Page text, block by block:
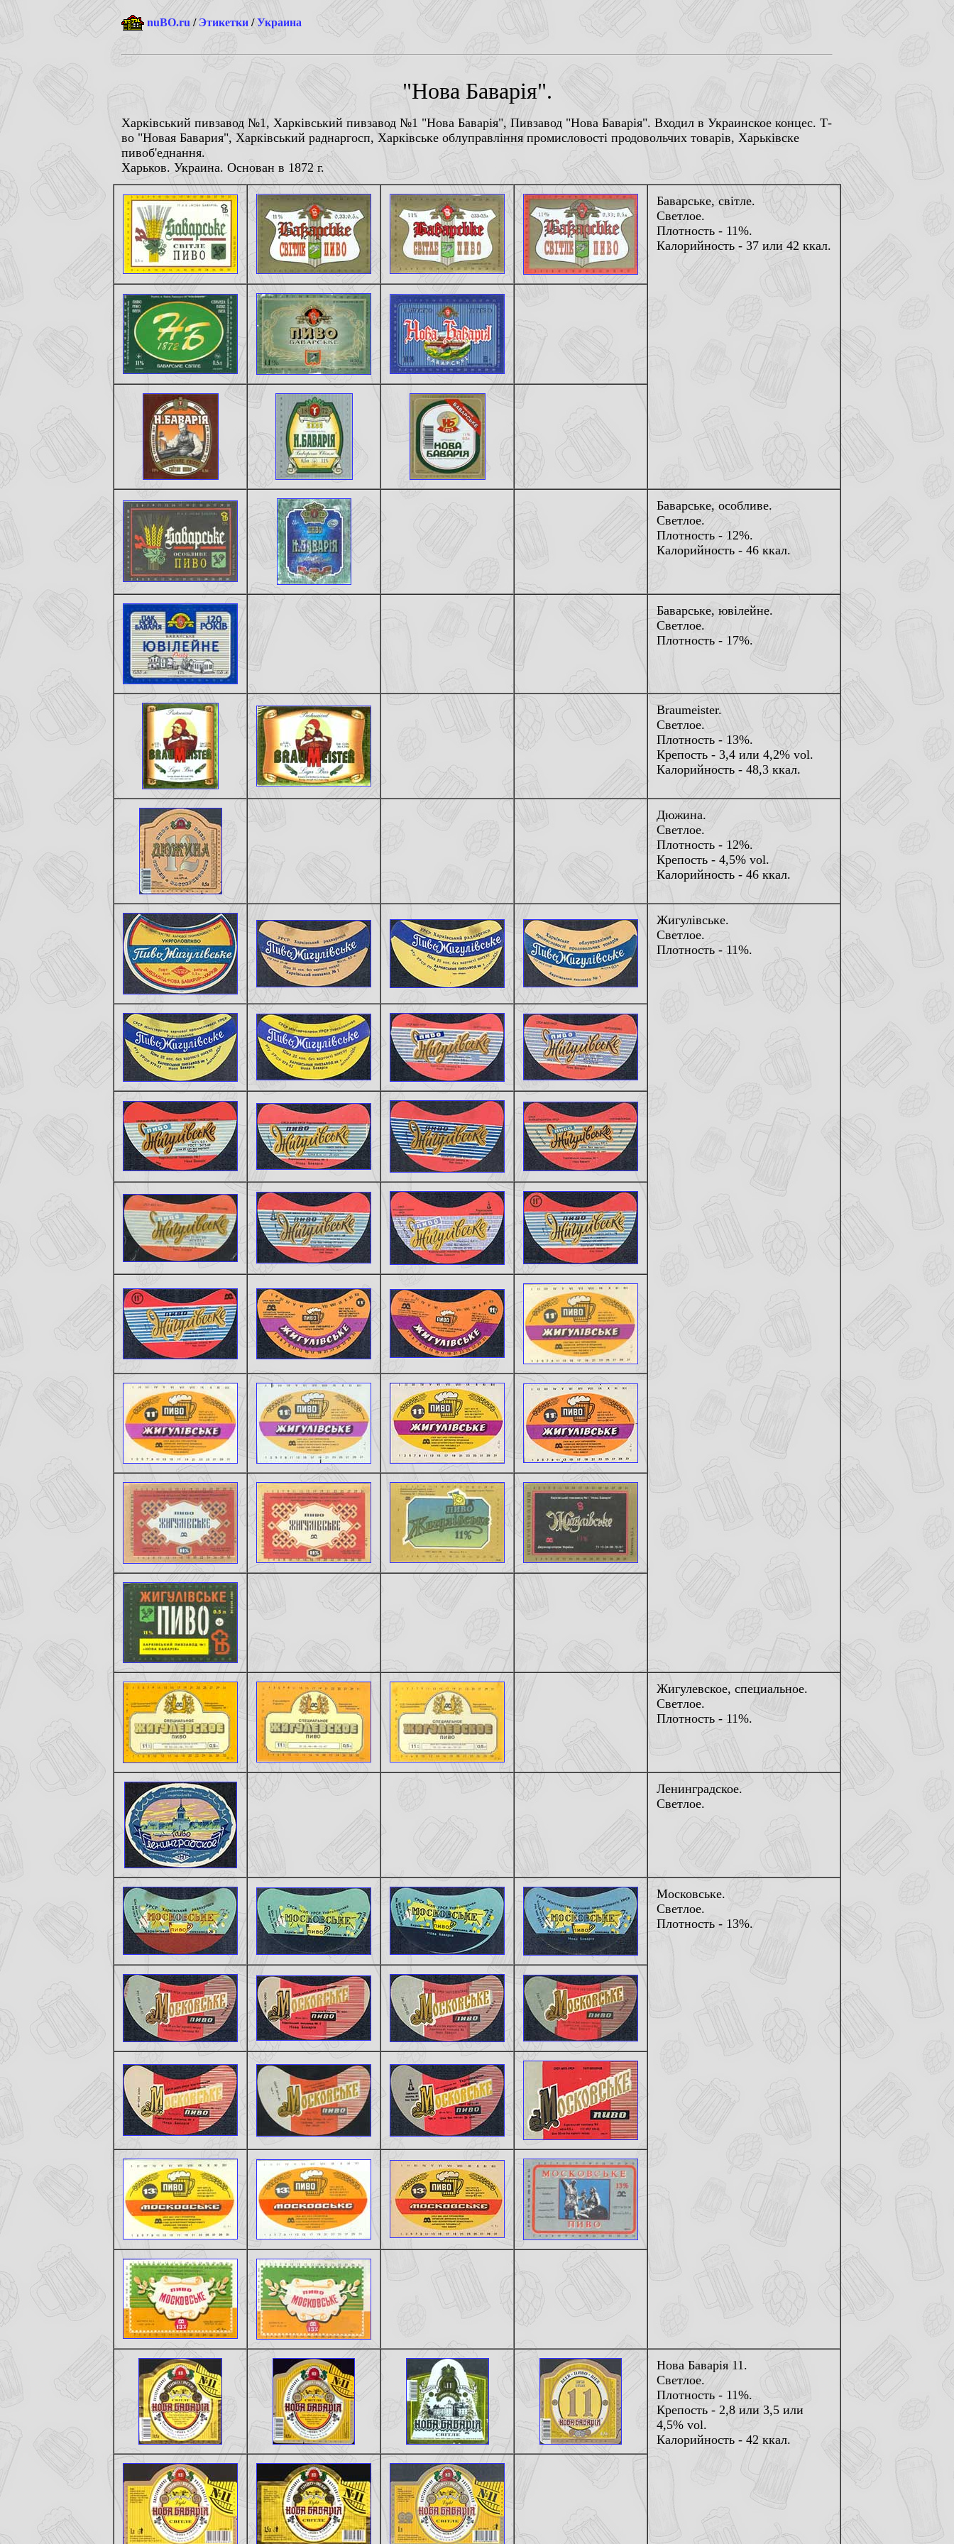
nuBO.ru / Этикетки /Украина
"Нова Баварiя".
Харкiвський пивзавод №1, Харкiвський пивзавод №1 "Нова Баварiя", Пивзавод "Нова Баварiя". Входил в Украинское концес. Т-
во "Новая Бавария", Харкiвський раднаргосп, Харкiвське облуправлiння промисловостi продовольчих товарiв, Харькiвске
пивоб'еднання.
Харьков. Украина. Основан в 1872 г.
Баварське, свiтле.
Светлое.
Плотность - 11%.
Калорийность - 37 или 42 ккал.
Баварське, особливе.
Светлое.
Плотность - 12%.
Калорийность - 46 ккал.
Баварське, ювiлейне.
Светлое.
Плотность - 17%.
Braumeister.
Светлое.
Плотность - 13%.
Крепость - 3,4 или 4,2% vol.
Калорийность - 48,3 ккал.
Дюжина.
Светлое.
Плотность - 12%.
Крепость - 4,5% vol.
Калорийность - 46 ккал.
Жигулiвське.
Светлое.
Плотность - 11%.
Жигулевское, специальное.
Светлое.
Плотность - 11%.
Ленинградское.
Светлое.
Московське.
Светлое.
Плотность - 13%.
Нова Баварiя 11.
Светлое.
Плотность - 11%.
Крепость - 2,8 или 3,5 или
4,5% vol.
Калорийность - 42 ккал.